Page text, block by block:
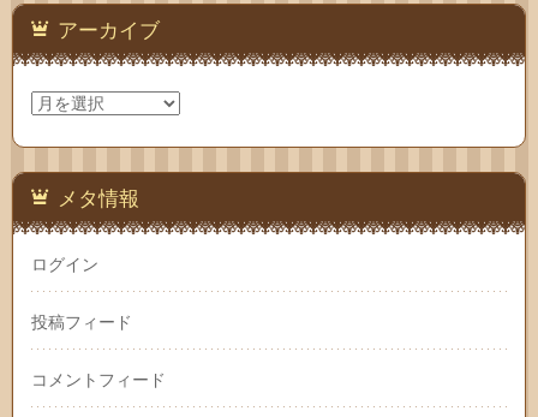
アーカイブ
ア
カ
イ
ブ メタ情報
ログイン
投稿フィード
コメントフィード